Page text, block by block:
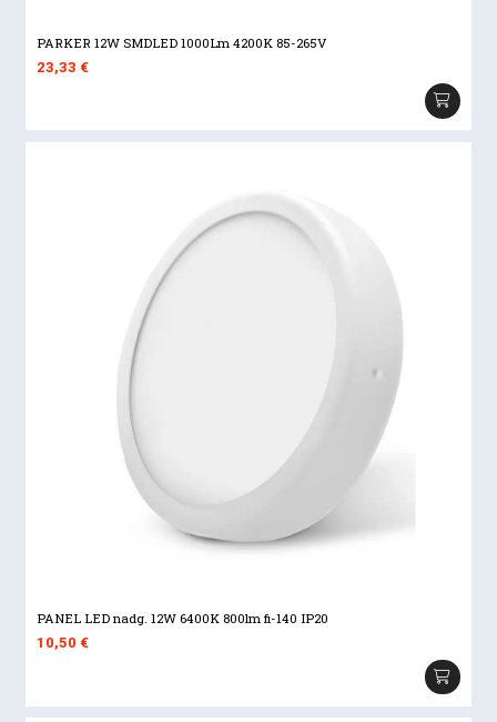
PARKER 12W SMDLED 1000Lm 4200K 85-265V
23,33€
PANEL LED nadg. 12W 6400K 800lm fi-140 IP20
10,50€